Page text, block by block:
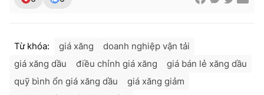
Từ khóa: giá xăng
doanh nghiệp vận tải
giá xăng dầu
điều chỉnh giá xăng
giá bán lẻ xăng dầu
quỹ bình ổn giá xăng dầu
giá xăng giảm